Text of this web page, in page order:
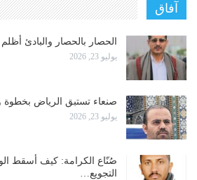
آفاق
الحصار بالحصار والبادئ أظلم
يوليو 23, 2026
صنعاء تستبق الرياض بخطوة
يوليو 23, 2026
صُنّاع الكرامة: كيف أسقط
التجويع…